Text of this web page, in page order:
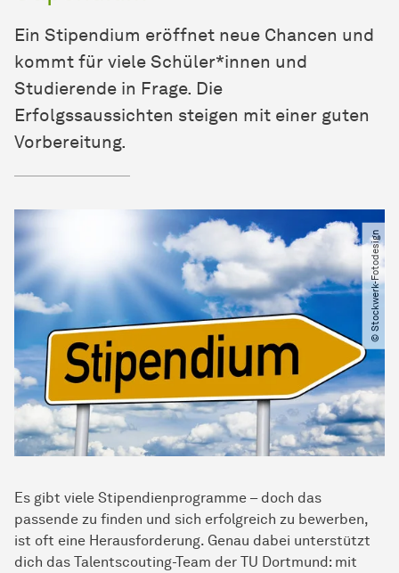
Ein Stipendium eröffnet neue Chancen und
kommt für viele Schüler*innen und
Studierende in Frage. Die
Erfolgssaussichten steigen mit einer guten
Vorbereitung.
© Stockwerk-Fotodesign
Es gibt viele Stipendienprogramme – doch das
passende zu finden und sich erfolgreich zu bewerben,
ist oft eine Herausforderung. Genau dabei unterstützt
dich das Talentscouting-Team der TU Dortmund: mit